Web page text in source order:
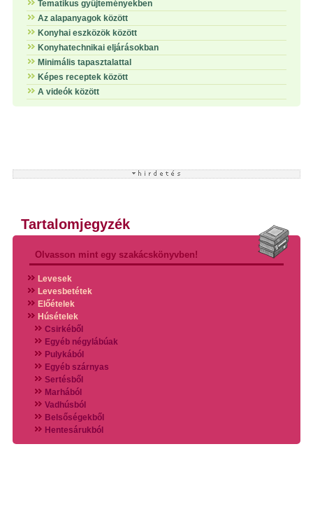
Tematikus gyűjteményekben
Az alapanyagok között
Konyhai eszközök között
Konyhatechnikai eljárásokban
Minimális tapasztalattal
Képes receptek között
A videók között
Tartalomjegyzék
Olvasson mint egy szakácskönyvben!
Levesek
Levesbetétek
Előételek
Húsételek
Csirkéből
Egyéb négylábúak
Pulykából
Egyéb szárnyas
Sertésből
Marhából
Vadhúsból
Belsőségekből
Hentesárukból
Vadszárnyasokból